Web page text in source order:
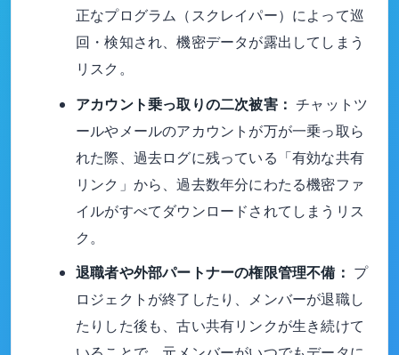
正なプログラム（スクレイパー）によって巡
回・検知され、機密データが露出してしまう
リスク。
アカウント乗っ取りの二次被害： チャットツ
ールやメールのアカウントが万が一乗っ取ら
れた際、過去ログに残っている「有効な共有
リンク」から、過去数年分にわたる機密ファ
イルがすべてダウンロードされてしまうリス
ク。
退職者や外部パートナーの権限管理不備： プ
ロジェクトが終了したり、メンバーが退職し
たりした後も、古い共有リンクが生き続けて